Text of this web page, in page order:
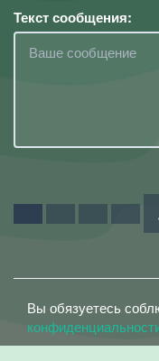
Текст сообщения:
Вы обязуетесь